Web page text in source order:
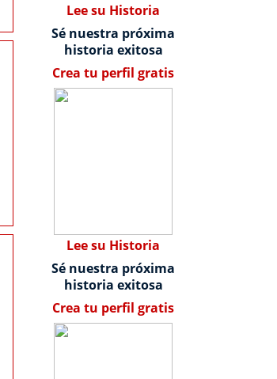
Lee su Historia
Sé nuestra próxima
historia exitosa
Crea tu perfil gratis
Lee su Historia
Sé nuestra próxima
historia exitosa
Crea tu perfil gratis